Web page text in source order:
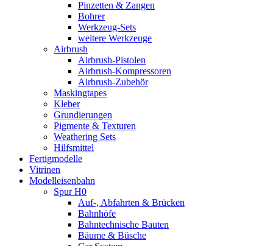
Pinzetten & Zangen
Bohrer
Werkzeug-Sets
weitere Werkzeuge
Airbrush
Airbrush-Pistolen
Airbrush-Kompressoren
Airbrush-Zubehör
Maskingtapes
Kleber
Grundierungen
Pigmente & Texturen
Weathering Sets
Hilfsmittel
Fertigmodelle
Vitrinen
Modelleisenbahn
Spur H0
Auf-, Abfahrten & Brücken
Bahnhöfe
Bahntechnische Bauten
Bäume & Büsche